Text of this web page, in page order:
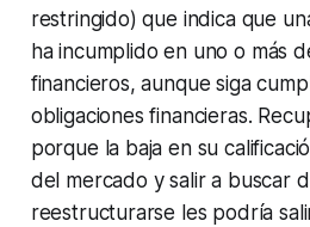
restringido) que indica que
ha incumplido en uno o más
financieros, aunque siga
obligaciones financieras.
porque la baja en su
del mercado y salir a buscar
reestructurarse les podría